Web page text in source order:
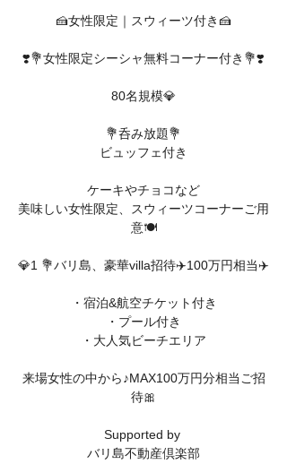
🍰女性限定｜スウィーツ付き🍰
❣️💐女性限定シーシャ無料コーナー付き💐❣️
80名規模💎
💐呑み放題💐
ビュッフェ付き
ケーキやチョコなど
美味しい女性限定、スウィーツコーナーご用
意🍽️
💎1 💐バリ島、豪華villa招待✈️100万円相当✈️
・宿泊&航空チケット付き
・プール付き
・大人気ビーチエリア
来場女性の中から♪MAX100万円分相当ご招
待🎀
Supported by
バリ島不動産倶楽部